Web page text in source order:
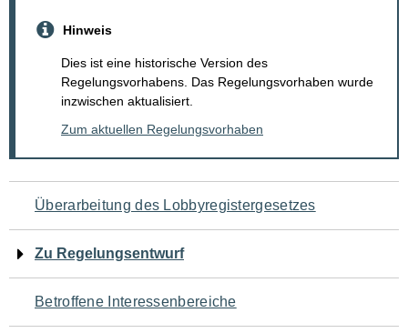
Hinweis
Dies ist eine historische Version des
Regelungsvorhabens. Das Regelungsvorhaben wurde
inzwischen aktualisiert.
Zum aktuellen Regelungsvorhaben
Navigation
für
den
Seiteninhalt
Überarbeitung des Lobbyregistergesetzes
Zu Regelungsentwurf
Betroffene Interessenbereiche